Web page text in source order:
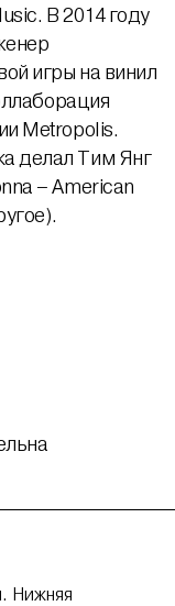
В 2014 году
игры на винил
Metropolis.
делал Тим Янг
– American
Нижняя